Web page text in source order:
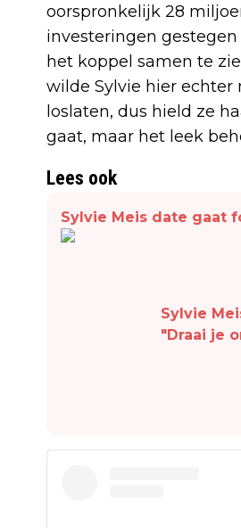
oorspronkelijk 28
investeringen
het koppel samen te
wilde Sylvie hier echter
loslaten, dus hield ze
gaat, maar het leek
Lees ook
Sylvie Meis date gaat
Sylvie
"Draai je